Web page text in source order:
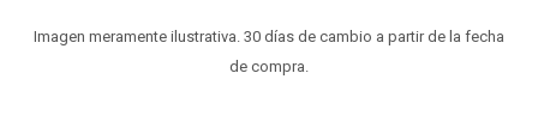
Imagen meramente ilustrativa. 30 días de cambio a partir de la fecha
de compra.